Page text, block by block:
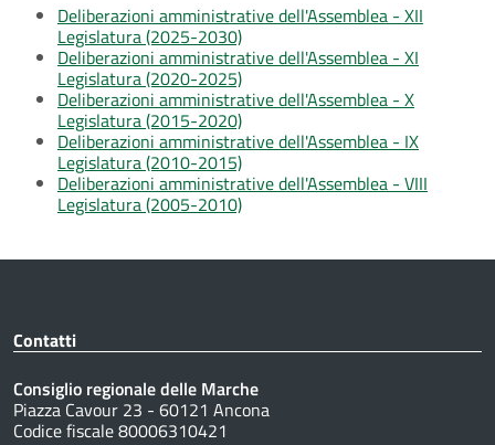
Deliberazioni amministrative dell'Assemblea - XII
Legislatura (2025-2030)
Deliberazioni amministrative dell'Assemblea - XI
Legislatura (2020-2025)
Deliberazioni amministrative dell'Assemblea - X
Legislatura (2015-2020)
Deliberazioni amministrative dell'Assemblea - IX
Legislatura (2010-2015)
Deliberazioni amministrative dell'Assemblea - VIII
Legislatura (2005-2010)
Contatti
Consiglio regionale delle Marche
Piazza Cavour 23 - 60121 Ancona
Codice fiscale 80006310421